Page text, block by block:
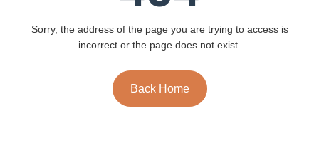
Sorry, the address of the page you are trying to access is
incorrect or the page does not exist.
Back Home